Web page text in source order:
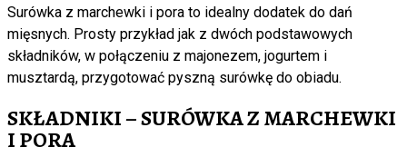
Surówka z marchewki i pora to idealny dodatek do dań
mięsnych. Prosty przykład jak z dwóch podstawowych
składników, w połączeniu z majonezem, jogurtem i
musztardą, przygotować pyszną surówkę do obiadu.
SKŁADNIKI – SURÓWKA Z MARCHEWKI
I PORA